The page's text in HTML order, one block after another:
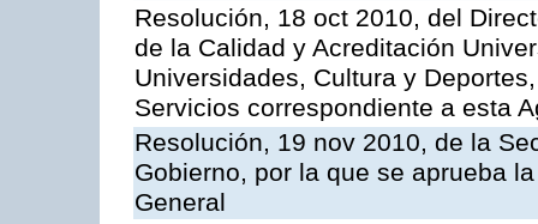
Resolución, 18 oct 2010, del
de la Calidad y Acreditación
Universidades, Cultura y
Servicios correspondiente a esta
Resolución, 19 nov 2010, de la
Gobierno, por la que se aprueba
General